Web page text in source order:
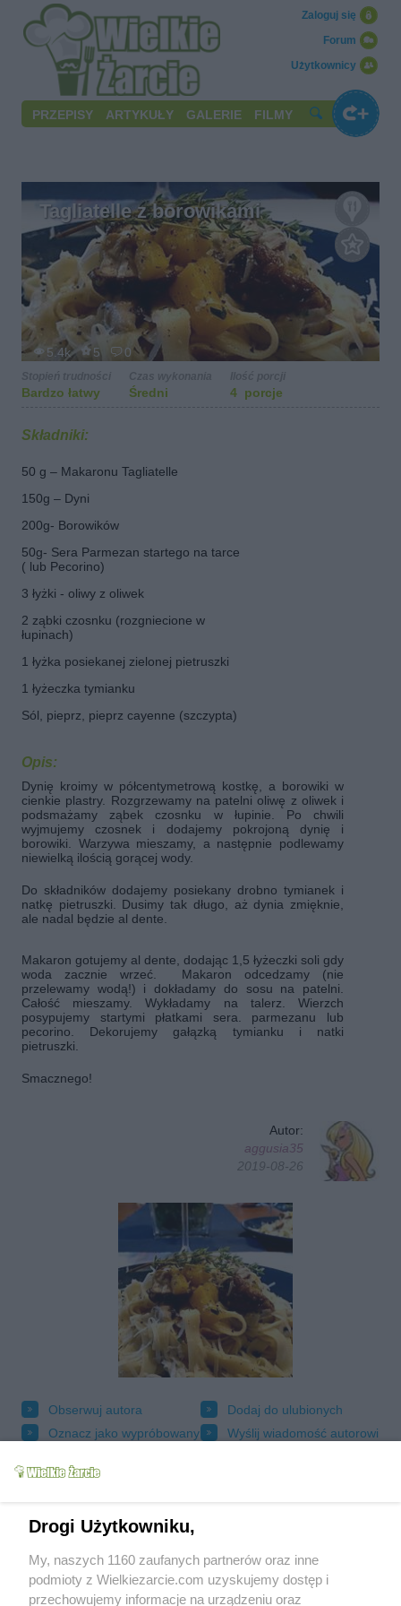
Użytkownicy
Forum
Zaloguj się
PRZEPISY ARTYKUŁY GALERIE FILMY
Tagliatelle z borowikami
5.4k 5 0
Bardzo łatwy Średni 4 porcje
Składniki:
50 g – Makaronu Tagliatelle
150g – Dyni
200g- Borowików
50g- Sera Parmezan startego na tarce
( lub Pecorino)
3 łyżki - oliwy z oliwek
2 ząbki czosnku (rozgniecione w
łupinach)
1 łyżka posiekanej zielonej pietruszki
1 łyżeczka tymianku
Sól, pieprz, pieprz cayenne (szczypta)
Opis:
Dynię kroimy w półcentymetrową kostkę, a borowiki w
cienkie plastry. Rozgrzewamy na patelni oliwę z oliwek i
podsmażamy ząbek czosnku w łupinie. Po chwili
wyjmujemy czosnek i dodajemy pokrojoną dynię i
borowiki. Warzywa mieszamy, a następnie podlewamy
niewielką ilością gorącej wody.
Do składników dodajemy posiekany drobno tymianek i
natkę pietruszki. Dusimy tak długo, aż dynia zmięknie,
ale nadal będzie al dente.
Makaron gotujemy al dente, dodając 1,5 łyżeczki soli gdy
woda zacznie wrzeć.
Makaron odcedzamy (nie
przelewamy wodą!) i dokładamy do sosu na patelni.
Całość mieszamy. Wykładamy na talerz. Wierzch
posypujemy startymi płatkami sera. parmezanu lub
pecorino. Dekorujemy gałązką tymianku i natki
pietruszki.
Smacznego!
Autor:
aggusia35
2019-08-26
Obserwuj autora
Dodaj do ulubionych
Oznacz jako wypróbowany
Wyślij wiadomość autorowi
Drogi Użytkowniku,
My, naszych 1160 zaufanych partnerów oraz inne
podmioty z Wielkiezarcie.com uzyskujemy dostęp i
przechowujemy informacje na urządzeniu oraz